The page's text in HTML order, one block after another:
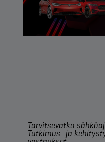
Tutustutaanpa
Tarvitsevatko
Tutkimus- ja